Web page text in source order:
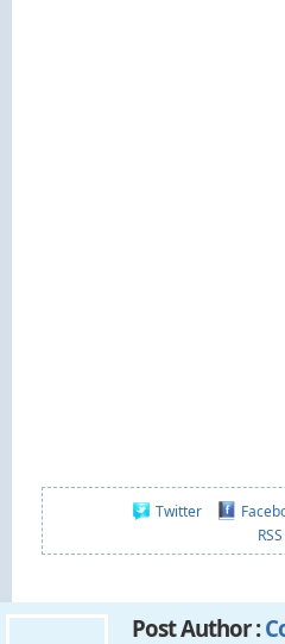
Twitter
RSS
Post Author :